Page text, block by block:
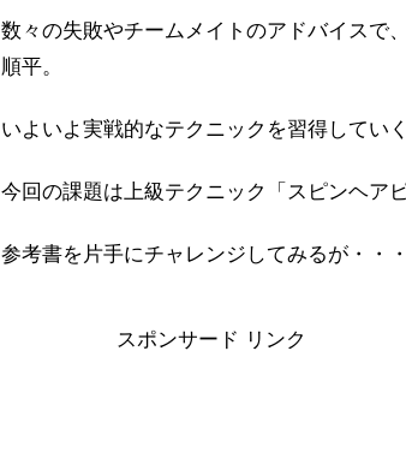
数々の失敗やチームメイトのアドバイスで
順平。
いよいよ実戦的なテクニックを習得してい
今回の課題は上級テクニック「スピンヘアピ
参考書を片手にチャレンジしてみるが・・・
スポンサード リンク